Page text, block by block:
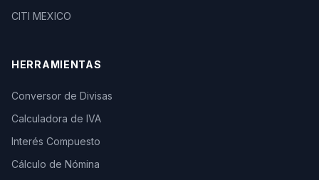
CITI MEXICO
HERRAMIENTAS
Conversor de Divisas
Calculadora de IVA
Interés Compuesto
Cálculo de Nómina